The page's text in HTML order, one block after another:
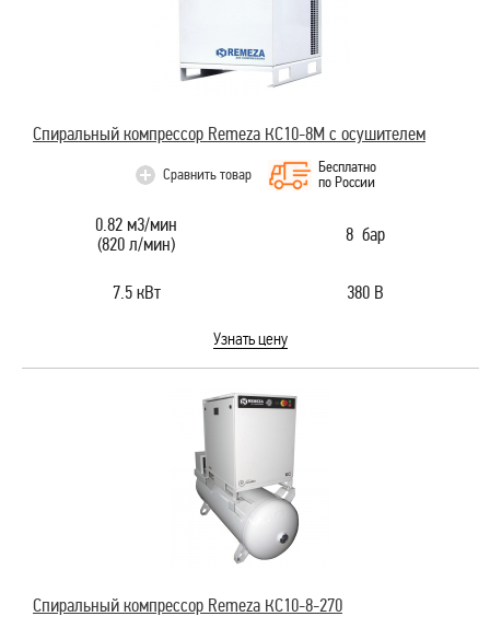
Спиральный компрессор Remeza КС10-8М с осушителем
Сравнить товар
Бесплатно
по России
0.82 м3/мин
(820 л/мин)
8 бар
7.5 кВт 380 В
Узнать цену
Спиральный компрессор Remeza КС10-8-270